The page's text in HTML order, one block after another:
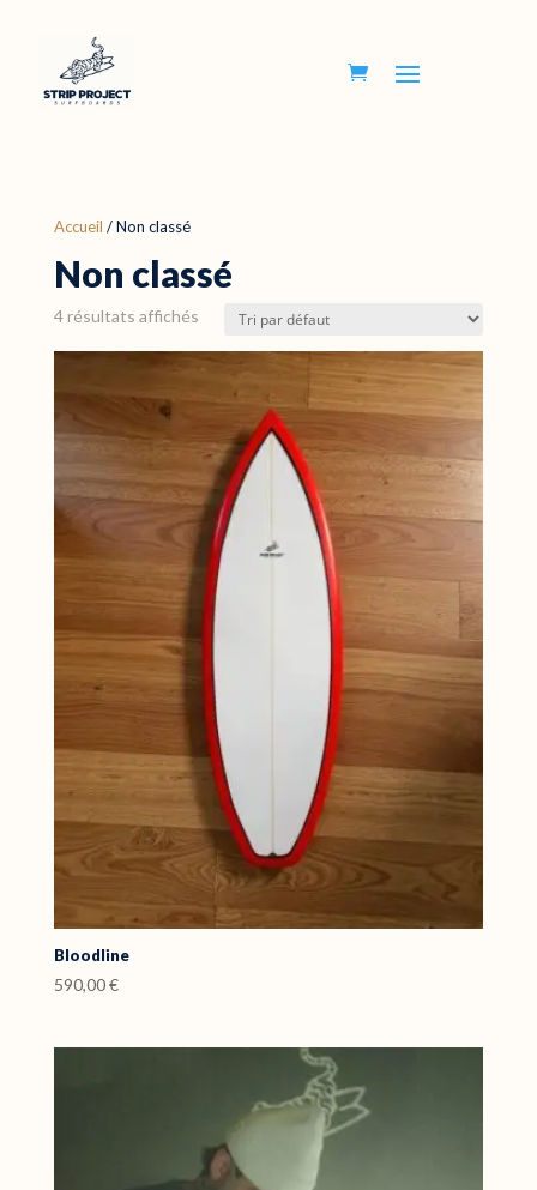
Accueil / Non classé
Non classé
4 résultats affichés
Bloodline
590,00€